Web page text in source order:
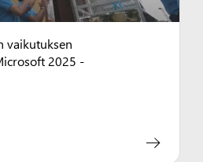
vaikutuksen
2025 -